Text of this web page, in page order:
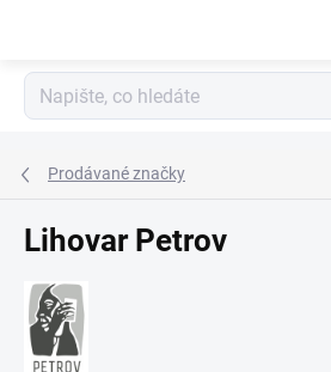
Prodávané značky
Lihovar Petrov